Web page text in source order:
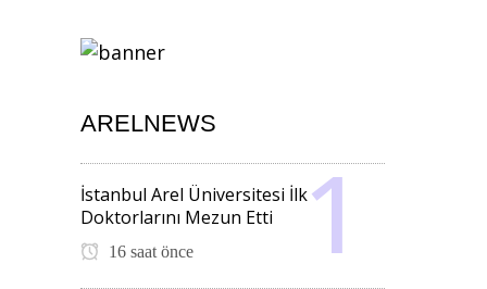
ARELNEWS
İstanbul Arel Üniversitesi İlk
Doktorlarını Mezun Etti
16 saat önce